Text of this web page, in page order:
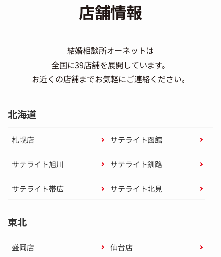
店舗情報
結婚相談所オーネットは
全国に39店舗を展開しています。
お近くの店舗までお気軽にご連絡ください。
北海道
札幌店 サテライト函館
サテライト旭川 サテライト釧路
サテライト帯広 サテライト北見
東北
盛岡店 仙台店